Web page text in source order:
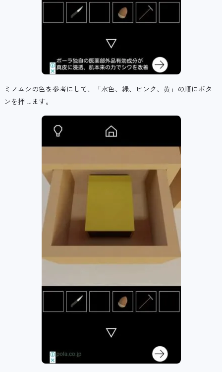
ミノムシの色を参考にして、「水色、緑、ピンク、黄」の順にボタ
ンを押します。